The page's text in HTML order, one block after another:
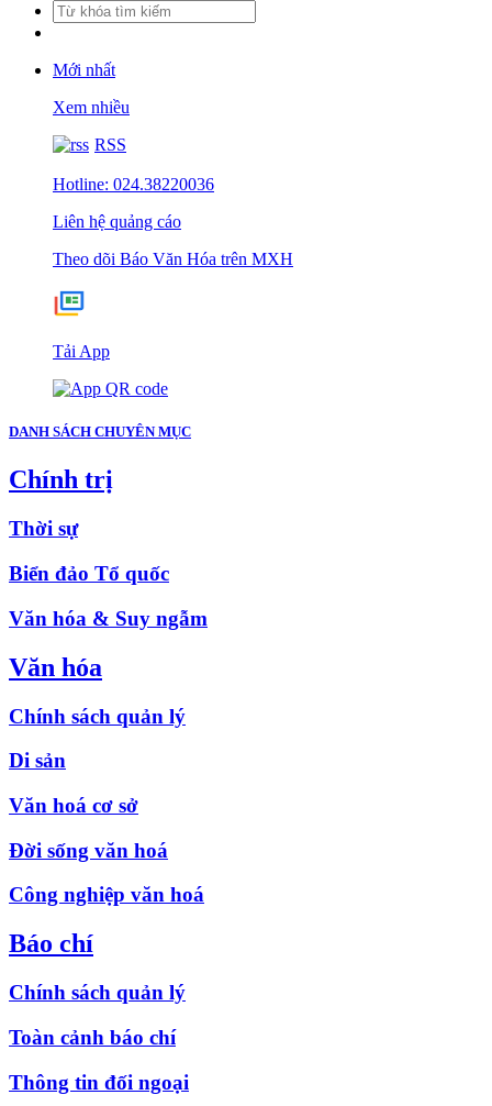
Mới nhất
Xem nhiều
RSS
Hotline: 024.38220036
Liên hệ quảng cáo
Theo dõi Báo Văn Hóa trên MXH
Tải App
DANH SÁCH CHUYÊN MỤC
Chính trị
Thời sự
Biển đảo Tổ quốc
Văn hóa & Suy ngẫm
Văn hóa
Chính sách quản lý
Di sản
Văn hoá cơ sở
Đời sống văn hoá
Công nghiệp văn hoá
Báo chí
Chính sách quản lý
Toàn cảnh báo chí
Thông tin đối ngoại